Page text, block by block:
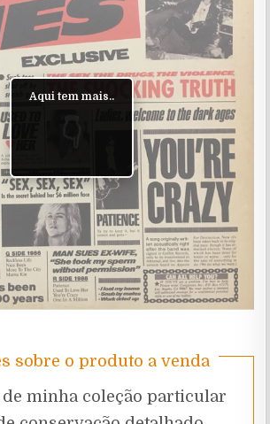
Aqui tem mais..
sobre o produto a venda
minha coleção particular